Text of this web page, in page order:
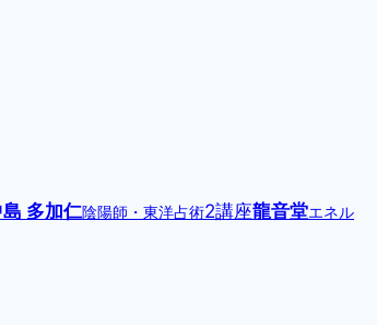
島 多加仁陰陽師・東洋占術2講座龍音堂エネル